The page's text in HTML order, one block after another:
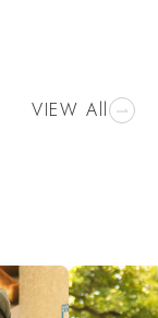
VIEW All